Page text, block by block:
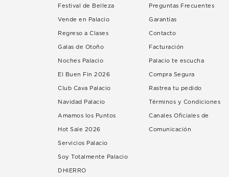
Festival de Belleza
Vende en Palacio
Regreso a Clases
Galas de Otoño
Noches Palacio
El Buen Fin 2026
Club Cava Palacio
Navidad Palacio
Amamos los Puntos
Hot Sale 2026
Servicios Palacio
Soy Totalmente Palacio
DHIERRO
Preguntas Frecuentes
Garantías
Contacto
Facturación
Palacio te escucha
Compra Segura
Rastrea tu pedido
Términos y Condiciones
Canales Oficiales de
Comunicación